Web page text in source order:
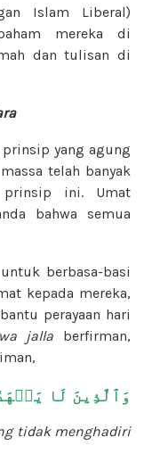
Islam Liberal)
mereka di
dan tulisan di
yang agung
telah banyak
ini. Umat
bahwa semua
berbasa-basi
kepada mereka,
perayaan hari
jalla berfirman,
وَٱلَّذِينَ لَا
tidak menghadiri